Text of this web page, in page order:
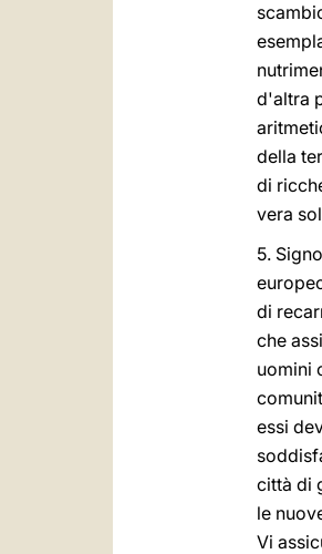
d'altra
della
di
vera
5.
di
che
uomini
essi
città di
le
Vi